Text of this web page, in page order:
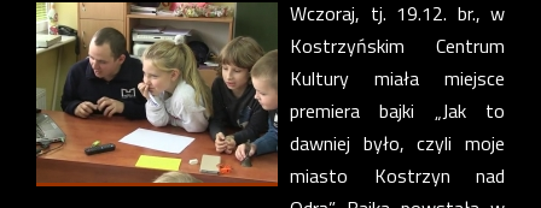
Wczoraj, tj. 19.12. br., w
Kostrzyńskim Centrum
Kultury miała miejsce
premiera bajki „Jak to
dawniej było, czyli moje
miasto Kostrzyn nad